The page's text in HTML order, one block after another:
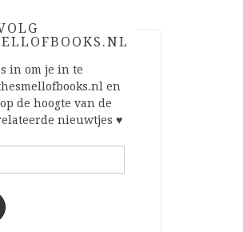
in om je in te
en
de hoogte van de
nieuwtjes ♥